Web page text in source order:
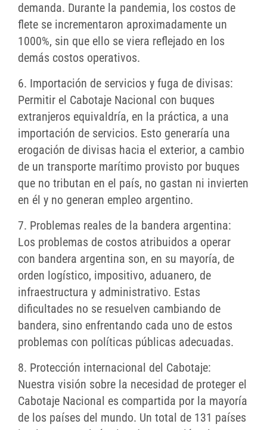
demanda. Durante la pandemia, los costos de
flete se incrementaron aproximadamente un
1000%, sin que ello se viera reflejado en los
demás costos operativos.
6. Importación de servicios y fuga de divisas:
Permitir el Cabotaje Nacional con buques
extranjeros equivaldría, en la práctica, a una
importación de servicios. Esto generaría una
erogación de divisas hacia el exterior, a cambio
de un transporte marítimo provisto por buques
que no tributan en el país, no gastan ni invierten
en él y no generan empleo argentino.
7. Problemas reales de la bandera argentina:
Los problemas de costos atribuidos a operar
con bandera argentina son, en su mayoría, de
orden logístico, impositivo, aduanero, de
infraestructura y administrativo. Estas
dificultades no se resuelven cambiando de
bandera, sino enfrentando cada uno de estos
problemas con políticas públicas adecuadas.
8. Protección internacional del Cabotaje:
Nuestra visión sobre la necesidad de proteger el
Cabotaje Nacional es compartida por la mayoría
de los países del mundo. Un total de 131 países